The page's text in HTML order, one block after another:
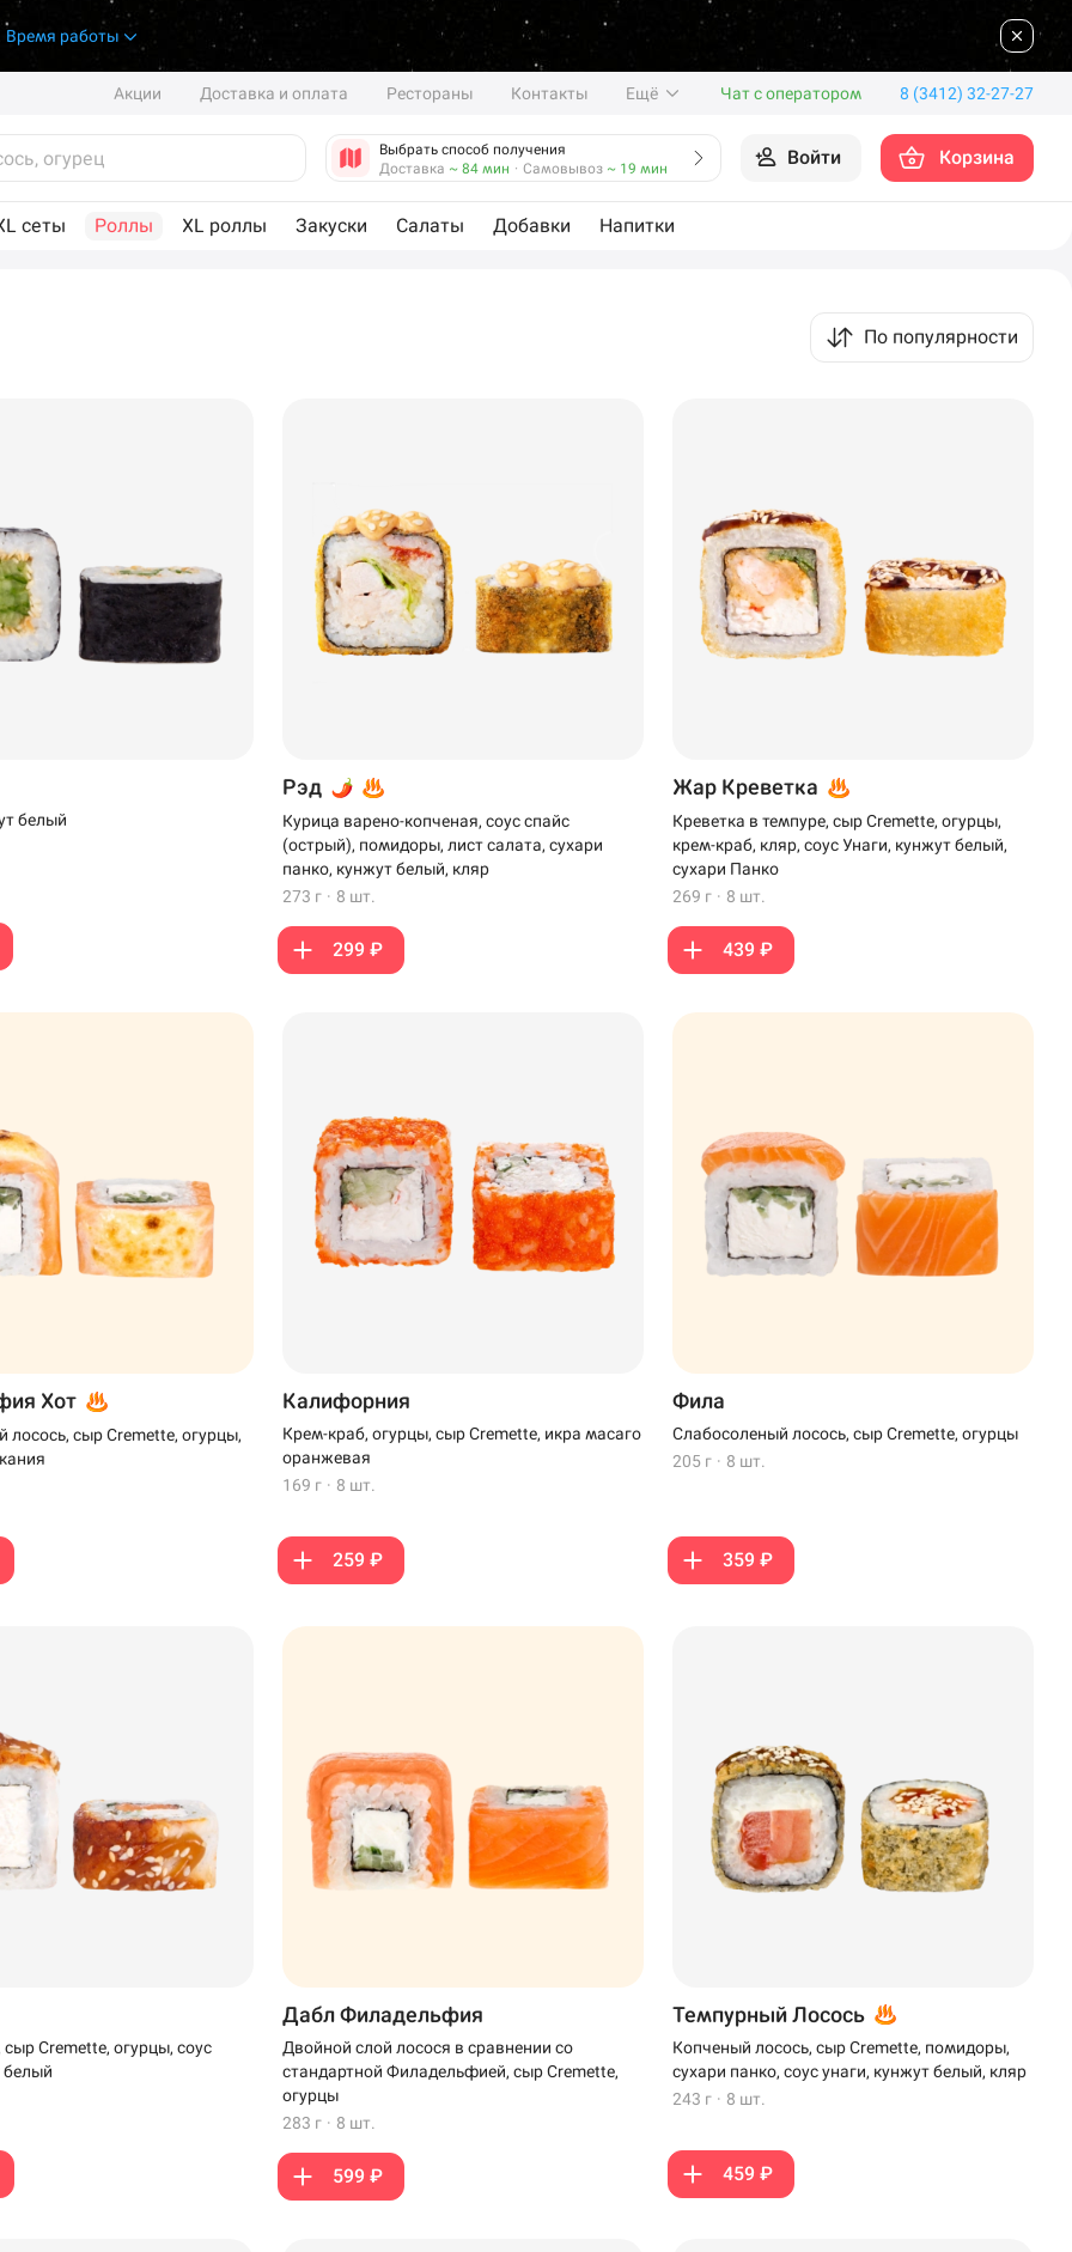
Время работы
Акции Доставка и оплата Рестораны Контакты Ещё Чат с оператором 8 (3412) 32-27-27
Выбрать способ получения
Доставка ~ 84 мин · Самовывоз ~ 19 мин Войти Корзина
сеты Роллы XL роллы Закуски Салаты Добавки Напитки
По популярности
белый
Рэд
Курица варено-копченая, соус спайс
(острый), помидоры, лист салата, сухари
панко, кунжут белый, кляр
273 г · 8 шт.
299 ₽
Жар Креветка
Креветка в темпуре, сыр Cremette, огурцы,
крем-краб, кляр, соус Унаги, кунжут белый,
сухари Панко
269 г · 8 шт.
439 ₽
Хот
лосось, сыр Cremette, огурцы,
Калифорния
Крем-краб, огурцы, сыр Cremette, икра масаго
оранжевая
169 г · 8 шт.
259 ₽
Фила
Слабосоленый лосось, сыр Cremette, огурцы
205 г · 8 шт.
359 ₽
сыр Cremette, огурцы, соус
белый
Дабл Филадельфия
Двойной слой лосося в сравнении со
стандартной Филадельфией, сыр Cremette,
огурцы
283 г · 8 шт.
599 ₽
Темпурный Лосось
Копченый лосось, сыр Cremette, помидоры,
сухари панко, соус унаги, кунжут белый, кляр
243 г · 8 шт.
459 ₽